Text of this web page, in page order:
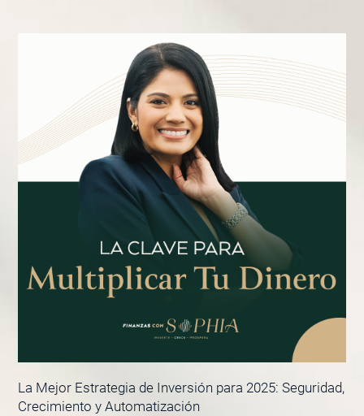
La Mejor Estrategia de Inversión para 2025: Seguridad,
Crecimiento y Automatización